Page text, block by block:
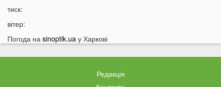
21:32
20:21
Ці продукти потрібно викинути через 48 годин: вони
можуть бути небезпечними
кого це стосується
тиск:
вітер:
Погода на sinoptik.ua у Харкові
Редакція